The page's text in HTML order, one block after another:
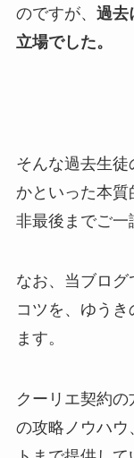
のですが、 過去
立場でした。
そんな過去生
かといった本
非最後までご一
なお、当ブロ
コツを、ゆうき
ます。
クーリエ契約
の攻略ノウハウ